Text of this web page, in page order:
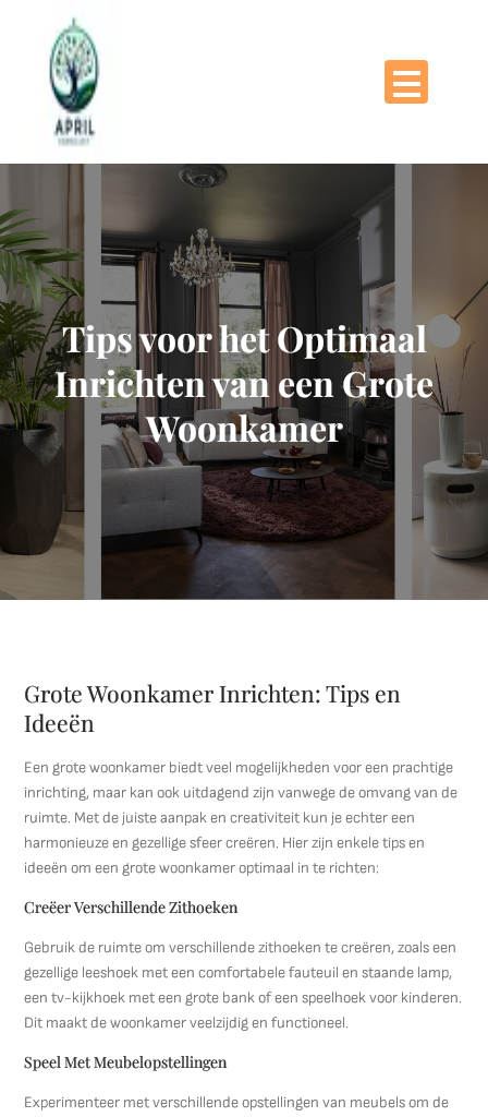
Tips voor het Optimaal
Inrichten van een Grote
Woonkamer
Grote Woonkamer Inrichten: Tips en
Ideeën
Een grote woonkamer biedt veel mogelijkheden voor een prachtige
inrichting, maar kan ook uitdagend zijn vanwege de omvang van de
ruimte. Met de juiste aanpak en creativiteit kun je echter een
harmonieuze en gezellige sfeer creëren. Hier zijn enkele tips en
ideeën om een grote woonkamer optimaal in te richten:
Creëer Verschillende Zithoeken
Gebruik de ruimte om verschillende zithoeken te creëren, zoals een
gezellige leeshoek met een comfortabele fauteuil en staande lamp,
een tv-kijkhoek met een grote bank of een speelhoek voor kinderen.
Dit maakt de woonkamer veelzijdig en functioneel.
Speel Met Meubelopstellingen
Experimenteer met verschillende opstellingen van meubels om de